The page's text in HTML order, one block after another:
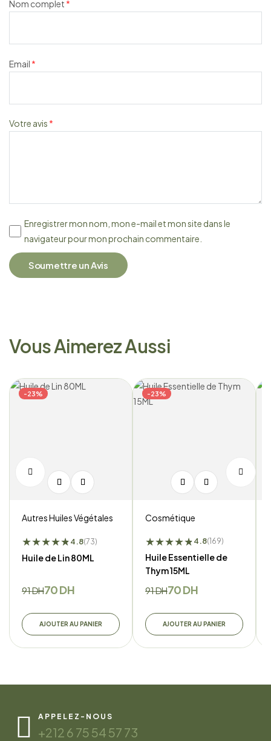
Votre avis *
Nom complet *
Email *
Enregistrer mon nom, mon e-mail et mon site dans le
navigateur pour mon prochain commentaire.
Soumettre un Avis
Vous Aimerez Aussi
-23%
Autres Huiles Végétales
★★★★★
★4.8(73)
Huile de Lin 80ML
91DH70DH
AJOUTER AU PANIER
-23%
Cosmétique
★★★★★
★4.8(169)
Huile Essentielle de
Thym 15ML
91DH70DH
AJOUTER AU PANIER
APPELEZ-NOUS
+212 6 75 54 57 73